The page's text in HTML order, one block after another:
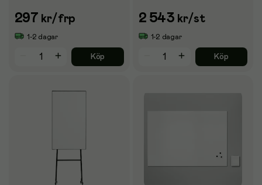
297 kr/frp
1-2 dagar
Köp
2 543 kr/st
1-2 dagar
Köp